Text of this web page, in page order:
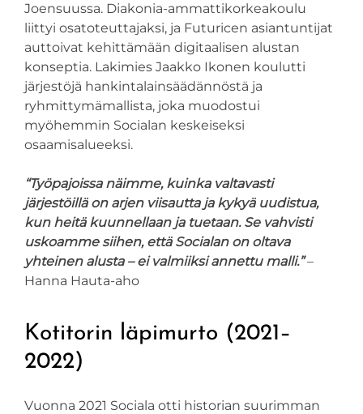
Joensuussa. Diakonia-ammattikorkeakoulu
liittyi osatoteuttajaksi, ja Futuricen asiantuntijat
auttoivat kehittämään digitaalisen alustan
konseptia. Lakimies Jaakko Ikonen koulutti
järjestöjä hankintalainsäädännöstä ja
ryhmittymämallista, joka muodostui
myöhemmin Socialan keskeiseksi
osaamisalueeksi.
“Työpajoissa näimme, kuinka valtavasti
järjestöillä on arjen viisautta ja kykyä uudistua,
kun heitä kuunnellaan ja tuetaan. Se vahvisti
uskoamme siihen, että Socialan on oltava
yhteinen alusta – ei valmiiksi annettu malli.” –
Hanna Hauta-aho
Kotitorin läpimurto (2021–
2022)
Vuonna 2021 Sociala otti historian suurimman